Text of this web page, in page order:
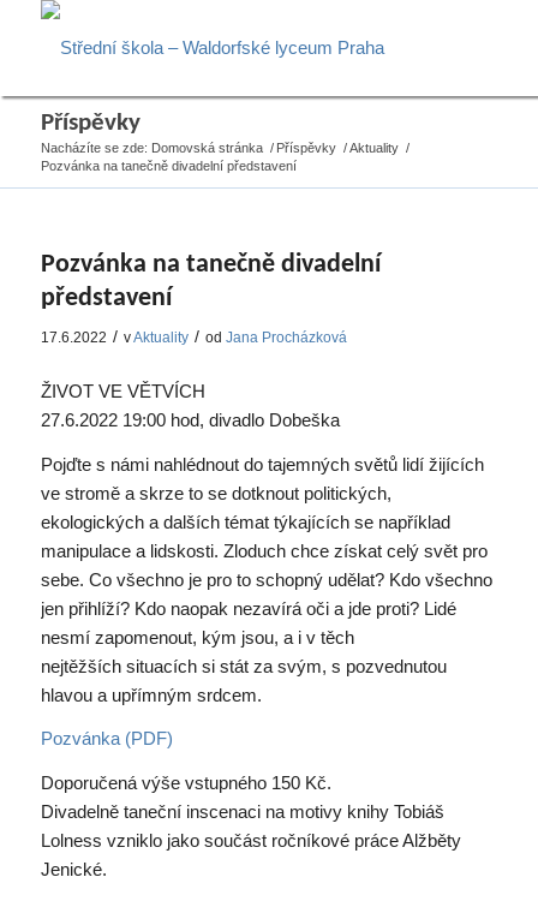
Příspěvky
Nacházíte se zde: Domovská stránka / Příspěvky / Aktuality /
Pozvánka na tanečně divadelní představení
Pozvánka na tanečně divadelní
představení
17.6.2022 / vAktuality / od Jana Procházková
ŽIVOT VE VĚTVÍCH
27.6.2022 19:00 hod, divadlo Dobeška
Pojďte s námi nahlédnout do tajemných světů lidí žijících
ve stromě a skrze to se dotknout politických,
ekologických a dalších témat týkajících se například
manipulace a lidskosti. Zloduch chce získat celý svět pro
sebe. Co všechno je pro to schopný udělat? Kdo všechno
jen přihlíží? Kdo naopak nezavírá oči a jde proti? Lidé
nesmí zapomenout, kým jsou, a i v těch
nejtěžších situacích si stát za svým, s pozvednutou
hlavou a upřímným srdcem.
Pozvánka (PDF)
Doporučená výše vstupného 150 Kč.
Divadelně taneční inscenaci na motivy knihy Tobiáš
Lolness vzniklo jako součást ročníkové práce Alžběty
Jenické.